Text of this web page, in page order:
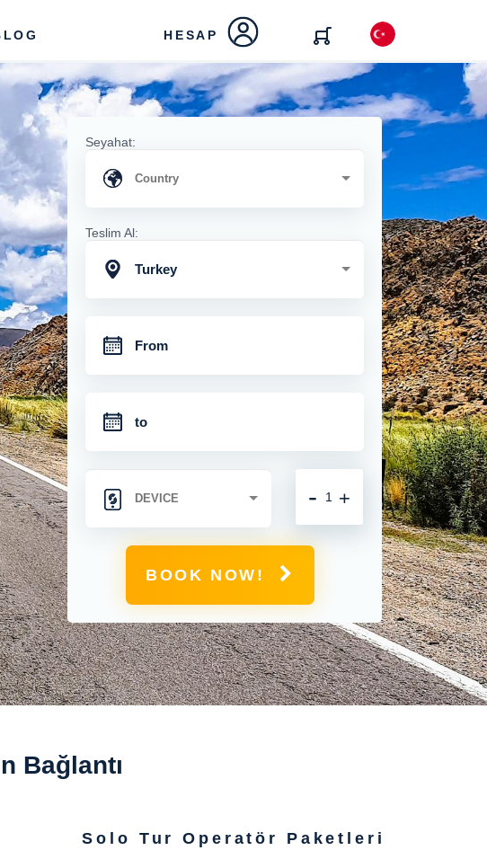
HESAP
Seyahat:
Teslim Al:
Turkey
+
-
BOOK NOW!
Bağlantı
Solo Tur Operatör Paketleri